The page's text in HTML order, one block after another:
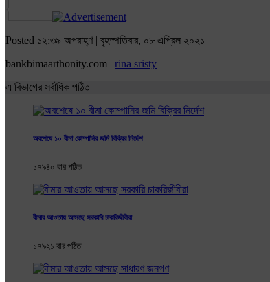
Share
Posted ১২:৩৯ অপরাহ্ণ | বৃহস্পতিবার, ০৮ এপ্রিল ২০২১
bankbimaarthonity.com | rina sristy
এ বিভাগের সর্বাধিক পঠিত
অবশেষে ১০ বীমা কোম্পানির জমি বিক্রির নির্দেশ
১৭৯৪০ বার পঠিত
বীমার আওতায় আসছে সরকারি চাকরিজীবীরা
১৭৯২১ বার পঠিত